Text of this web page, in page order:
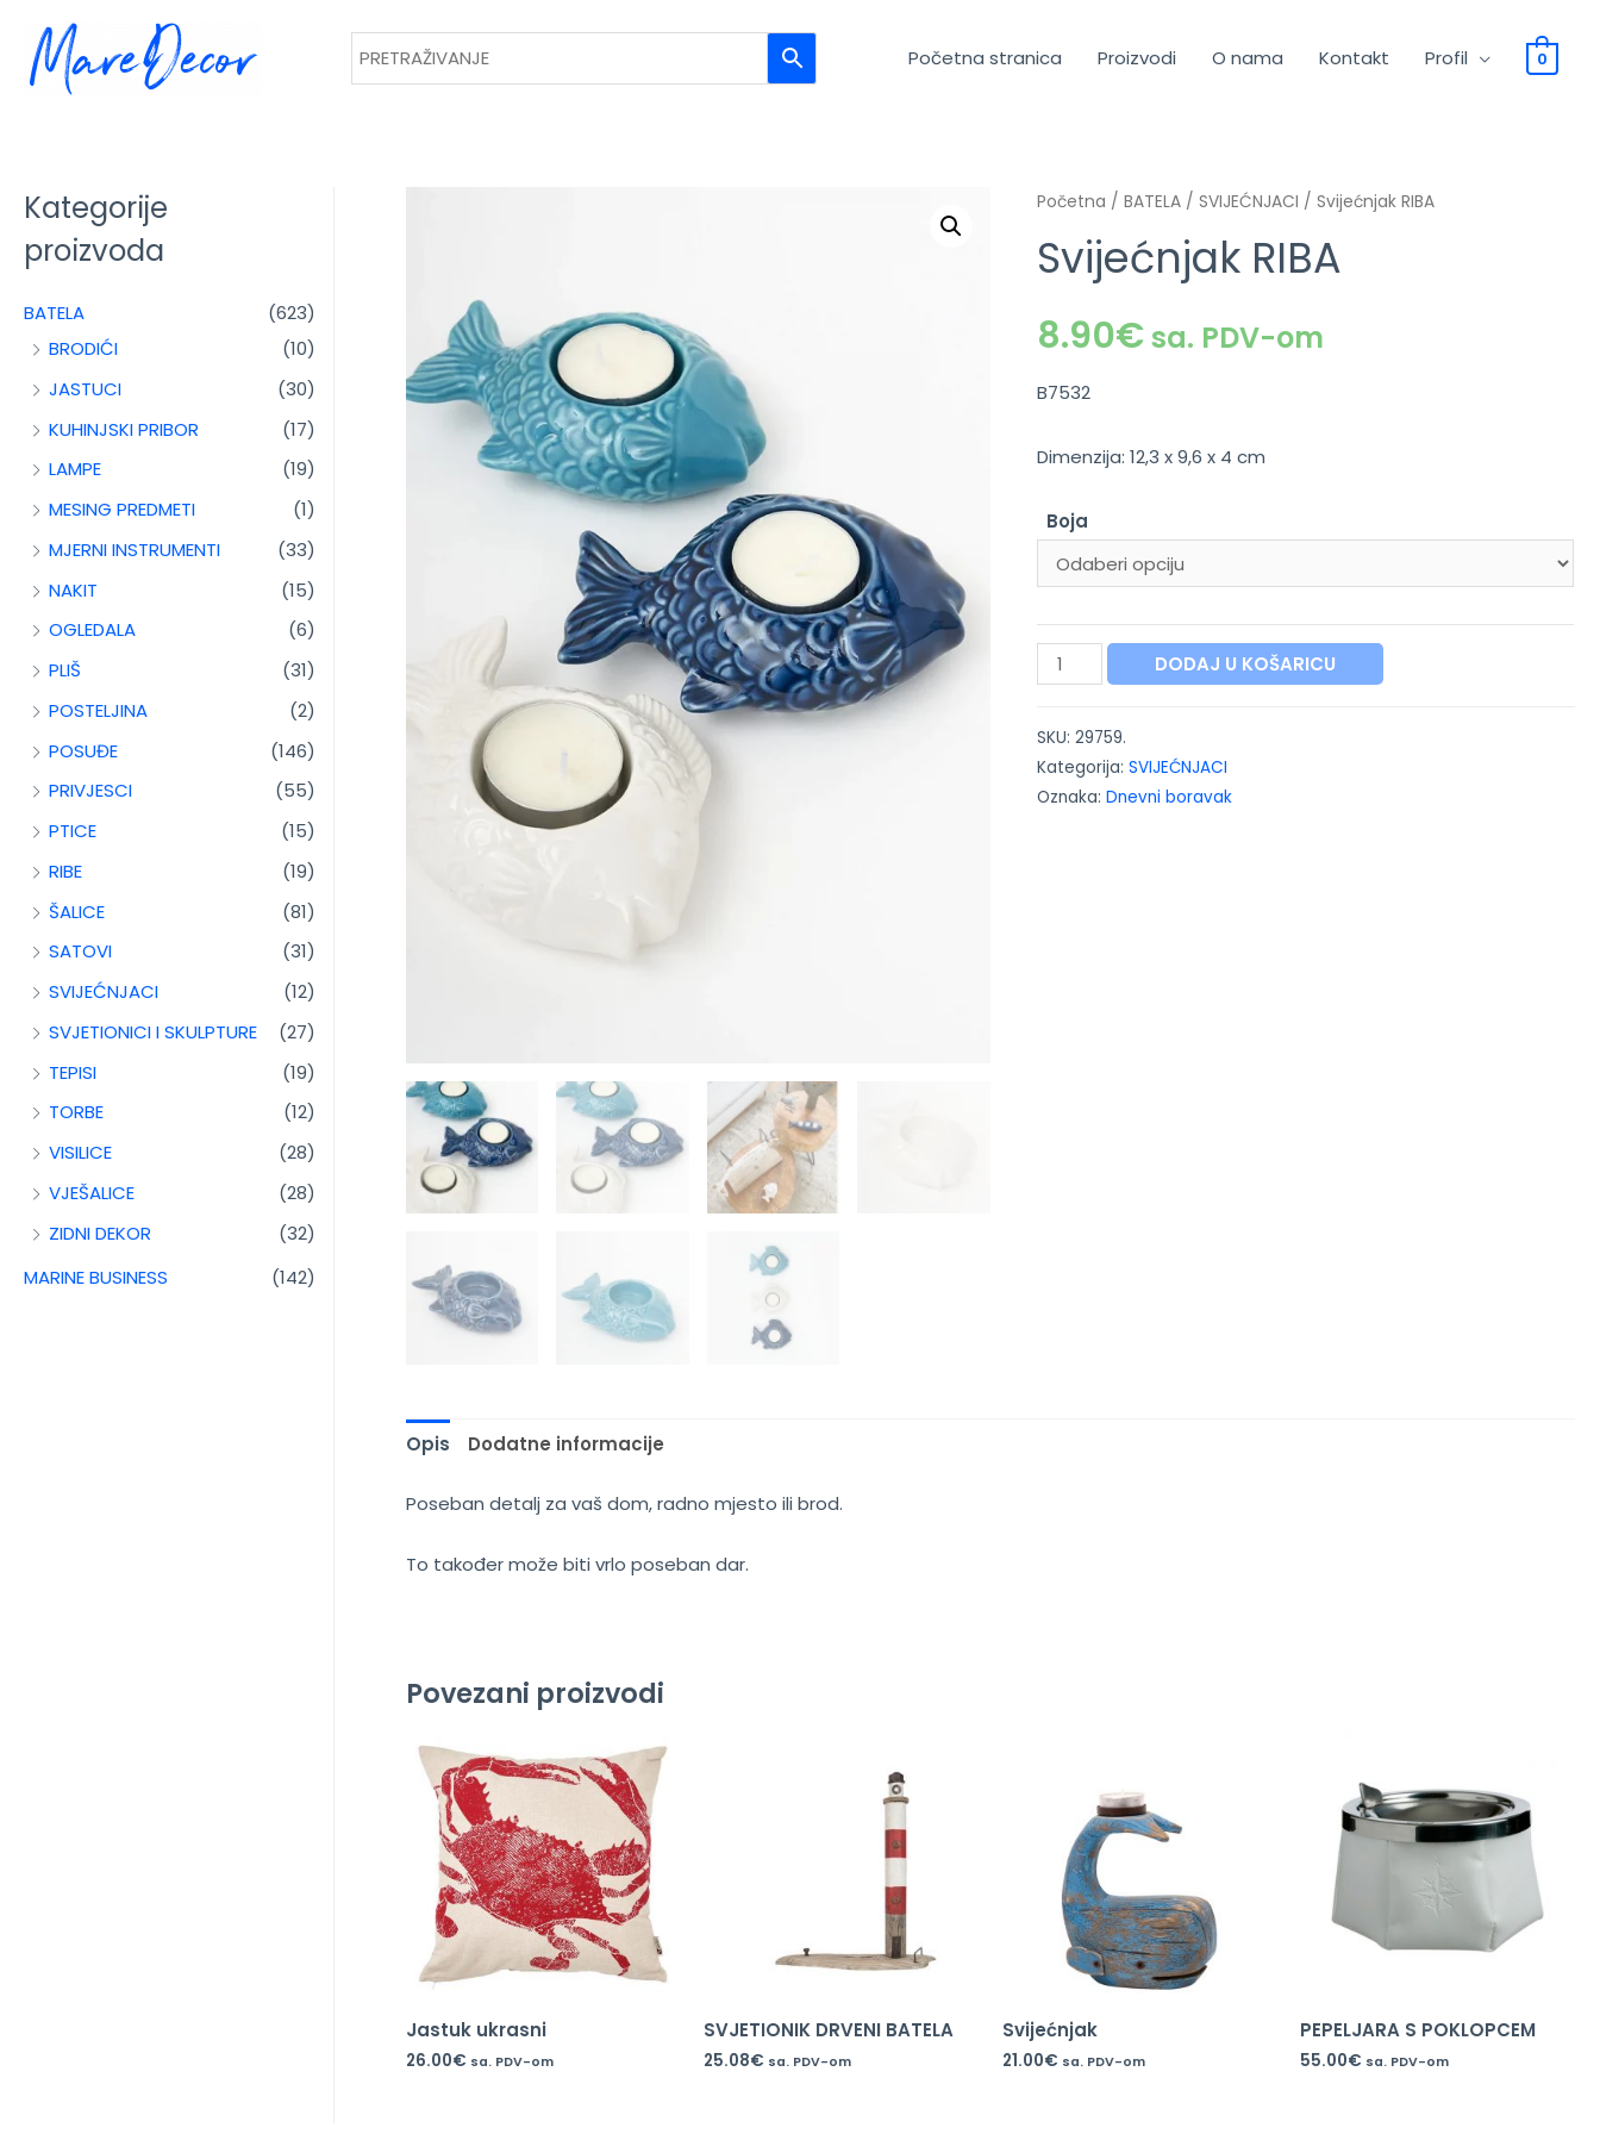
Početna stranica Proizvodi O nama Kontakt Profil 0
Kategorije
proizvoda
BATELA
(623)
BRODIĆI
(10)
JASTUCI
(30)
KUHINJSKI PRIBOR
(17)
LAMPE
(19)
MESING PREDMETI
(1)
MJERNI INSTRUMENTI
(33)
NAKIT
(15)
OGLEDALA
(6)
PLIŠ
(31)
POSTELJINA
(2)
POSUĐE
(146)
PRIVJESCI
(55)
PTICE
(15)
RIBE
(19)
ŠALICE
(81)
SATOVI
(31)
SVIJEĆNJACI
(12)
SVJETIONICI I SKULPTURE
(27)
TEPISI
(19)
TORBE
(12)
VISILICE
(28)
VJEŠALICE
(28)
ZIDNI DEKOR
(32)
MARINE BUSINESS
(142)
Početna /BATELA /SVIJEĆNJACI / Svijećnjak RIBA
Svijećnjak RIBA
8.90€sa. PDV-om
B7532
Dimenzija: 12,3 x 9,6 x 4 cm
Boja
DODAJ U KOŠARICU
SKU:29759.
Kategorija:SVIJEĆNJACI
Oznaka:Dnevni boravak
Opis Dodatne informacije
Poseban detalj za vaš dom, radno mjesto ili brod.
To također može biti vrlo poseban dar.
Povezani proizvodi
Jastuk ukrasni
26.00€ sa. PDV-om
SVJETIONIK DRVENI BATELA
25.08€ sa. PDV-om
Svijećnjak
21.00€ sa. PDV-om
PEPELJARA S POKLOPCEM
55.00€ sa. PDV-om